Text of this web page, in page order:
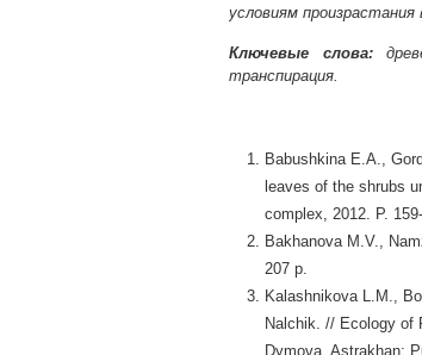
условиям произрастания
Ключевые слова:
транспирация.
Babushkina E.A.,
leaves of the shrubs
complex, 2012. P.
Bakhanova M.V.,
207 p.
Kalashnikova L.M.,
Nalchik. // Ecology of
Dymova. Astrakhan: